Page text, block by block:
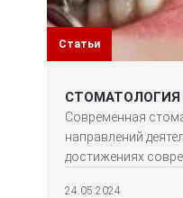
Статьи
СТОМАТОЛОГИЯ
Современная
направлений
достижениях
24.05.2024